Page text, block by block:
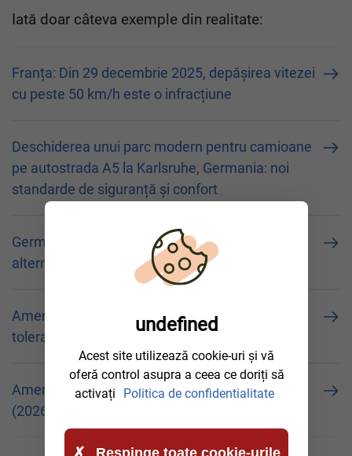
Iată doar câteva exemple din realitate:
Franța: Din 29 decembrie 2025, depășirea vitezei
cu peste 50 km/h este o infracțiune
Deschiderea unui parc modern pentru camioane
pe autostrada A5 la Karlsruhe, Germania: noi
standarde de siguranță și confort
Germania: A59 va fi închisă timp de 8 luni. Rute
alternative și detalii despre reparații
Amenzi pentru camioane în Italia (2026):
toleranță zero și sancțiuni record
Amenzi pentru camioane în Franța și Spania
(2026): automatizare și strângerea limitelor
undefined
Acest site utilizează cookie-uri și vă
oferă control asupra a ceea ce doriți să
activați
Politica de confidentialitate
Respinge toate cookie-urile